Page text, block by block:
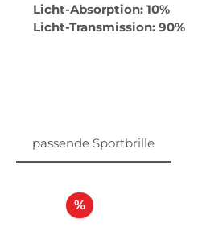
Licht-Absorption: 10%
Licht-Transmission: 90%
passende Sportbrille
%Rabatt